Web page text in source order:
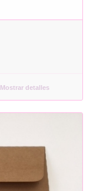
Mostrar detalles